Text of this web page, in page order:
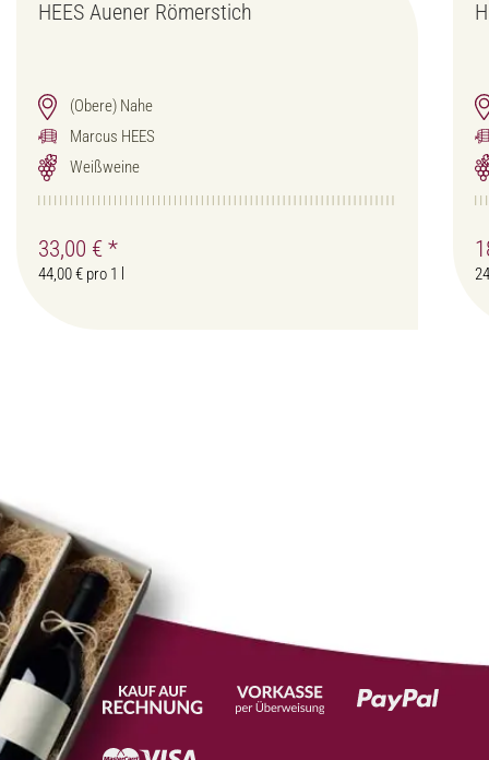
HEES Auener Römerstich
(Obere) Nahe
Marcus HEES
Weißweine
33,00 € *
44,00 € pro 1 l